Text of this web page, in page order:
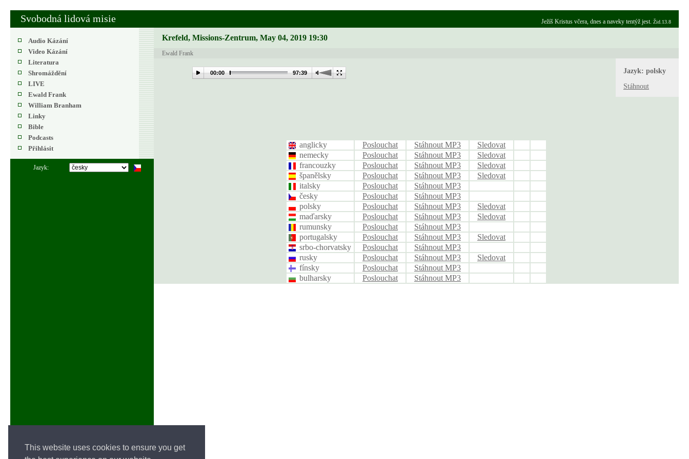
This website uses cookies to ensure you get
Svobodná lidová misie Ježíš Kristus včera, dnes a naveky tentýž jest. Žid.13.8
Audio Kázání
Video Kázání
Literatura
Shromáždění
LIVE
Ewald Frank
William Branham
Linky
Bible
Podcasts
Přihlásit
Jazyk:
Krefeld, Missions-Zentrum, May 04, 2019 19:30
Ewald Frank
Jazyk: polsky
Stáhnout
00:00 97:39
anglicky Poslouchat Stáhnout MP3
Sledovat
nemecky
Poslouchat Stáhnout MP3
Sledovat
francouzky
Poslouchat Stáhnout MP3
Sledovat
španělsky
Poslouchat Stáhnout MP3
Sledovat
italsky
Poslouchat
Stáhnout MP3
česky
Poslouchat
Stáhnout MP3
polsky
Poslouchat Stáhnout MP3
Sledovat
maďarsky
Poslouchat Stáhnout MP3
Sledovat
rumunsky
Poslouchat
Stáhnout MP3
portugalsky
Poslouchat Stáhnout MP3
Sledovat
srbo-chorvatsky
Poslouchat
Stáhnout MP3
rusky
Poslouchat Stáhnout MP3
Sledovat
fínsky
Poslouchat
Stáhnout MP3
bulharsky
Poslouchat Stáhnout MP3